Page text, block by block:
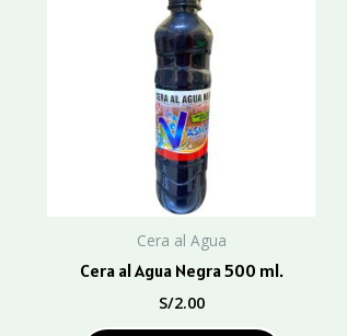
Cera al Agua
Cera al Agua Negra 500 ml.
S/2.00